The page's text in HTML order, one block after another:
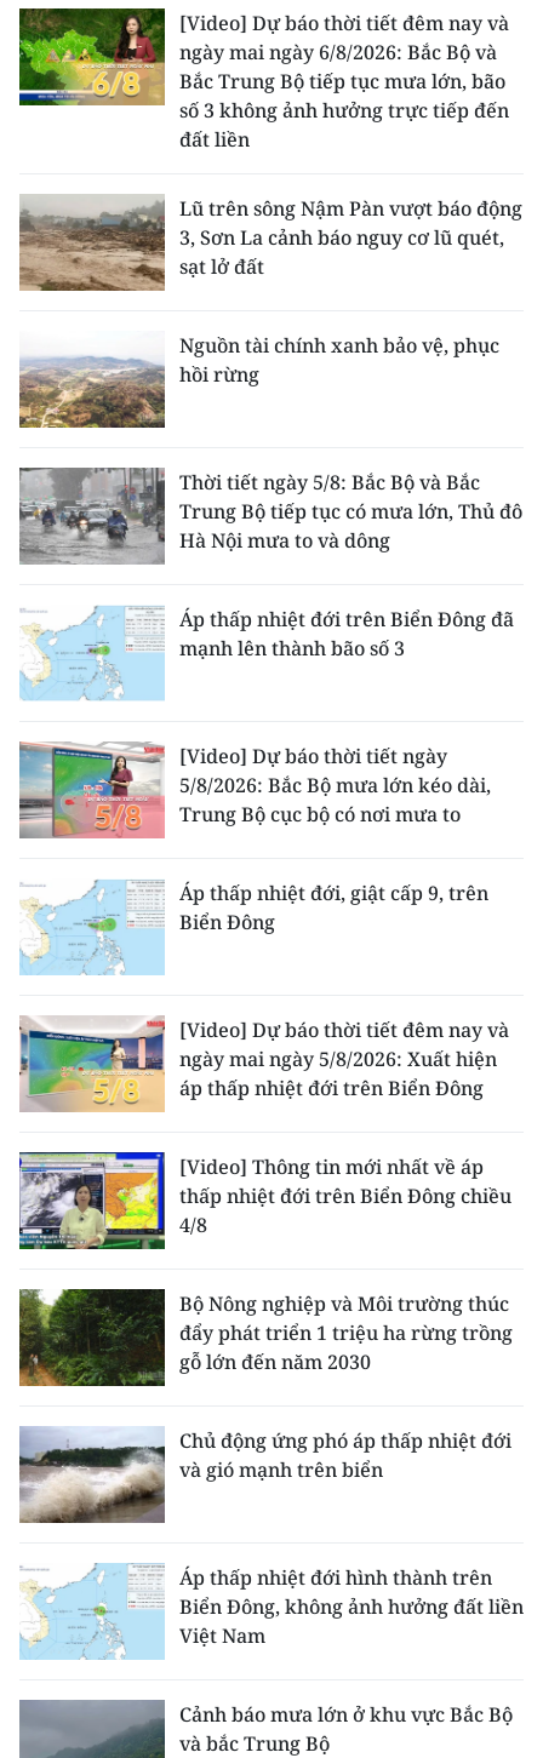
[Video] Dự báo thời tiết đêm nay và
ngày mai ngày 6/8/2026: Bắc Bộ và
Bắc Trung Bộ tiếp tục mưa lớn, bão
số 3 không ảnh hưởng trực tiếp đến
đất liền
Lũ trên sông Nậm Pàn vượt báo động
3, Sơn La cảnh báo nguy cơ lũ quét,
sạt lở đất
Nguồn tài chính xanh bảo vệ, phục
hồi rừng
Thời tiết ngày 5/8: Bắc Bộ và Bắc
Trung Bộ tiếp tục có mưa lớn, Thủ đô
Hà Nội mưa to và dông
Áp thấp nhiệt đới trên Biển Đông đã
mạnh lên thành bão số 3
[Video] Dự báo thời tiết ngày
5/8/2026: Bắc Bộ mưa lớn kéo dài,
Trung Bộ cục bộ có nơi mưa to
Áp thấp nhiệt đới, giật cấp 9, trên
Biển Đông
[Video] Dự báo thời tiết đêm nay và
ngày mai ngày 5/8/2026: Xuất hiện
áp thấp nhiệt đới trên Biển Đông
[Video] Thông tin mới nhất về áp
thấp nhiệt đới trên Biển Đông chiều
4/8
Bộ Nông nghiệp và Môi trường thúc
đẩy phát triển 1 triệu ha rừng trồng
gỗ lớn đến năm 2030
Chủ động ứng phó áp thấp nhiệt đới
và gió mạnh trên biển
Áp thấp nhiệt đới hình thành trên
Biển Đông, không ảnh hưởng đất liền
Việt Nam
Cảnh báo mưa lớn ở khu vực Bắc Bộ
và bắc Trung Bộ